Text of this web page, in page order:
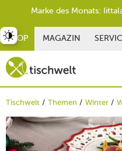
SHOP MAGAZIN
Tischwelt Themen Winter
umschalten
Marke des Monats: